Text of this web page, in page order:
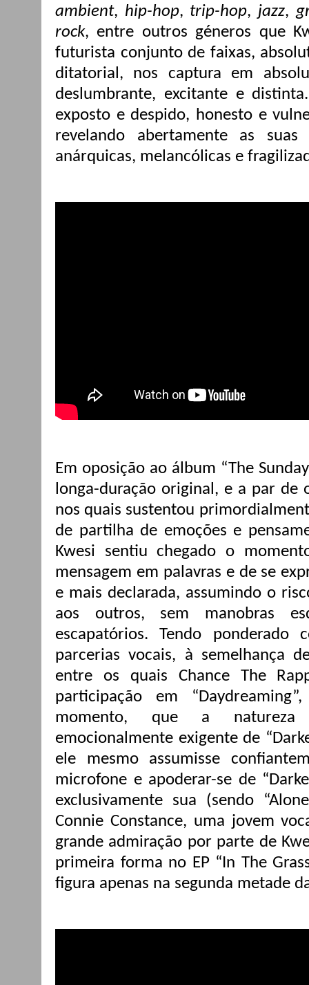
ambient, hip-hop, trip-hop, jazz,
rock, entre outros géneros que
futurista conjunto de faixas,
ditatorial, nos captura em
deslumbrante, excitante e
exposto e despido, honesto e
revelando abertamente as
anárquicas, melancólicas e
Em oposição ao álbum “The
longa-duração original, e a par de
nos quais sustentou
de partilha de emoções e
Kwesi sentiu chegado o
mensagem em palavras e de se
e mais declarada, assumindo o
aos outros, sem manobras
escapatórios. Tendo ponderado
parcerias vocais, à semelhança
entre os quais Chance The
participação em
momento, que a natureza
emocionalmente exigente de
ele mesmo assumisse
microfone e apoderar-se de
exclusivamente sua (sendo
Connie Constance, uma jovem
grande admiração por parte de
primeira forma no EP “In The
figura apenas na segunda metade